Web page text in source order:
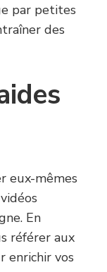
par petites
des
eux-mêmes
En
référer aux
enrichir vos